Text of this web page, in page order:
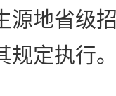
省级招
规定执行